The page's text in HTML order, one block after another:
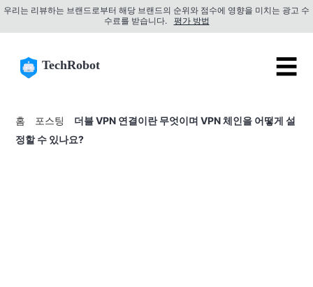
우리는 리뷰하는 브랜드로부터 해당 브랜드의 순위와 점수에 영향을 미치는 광고 수
수료를 받습니다.
평가 방법
TechRobot ☰
홈 포스팅
더블 VPN 연결이란 무엇이며 VPN 체인을 어떻게 설
정할 수 있나요?